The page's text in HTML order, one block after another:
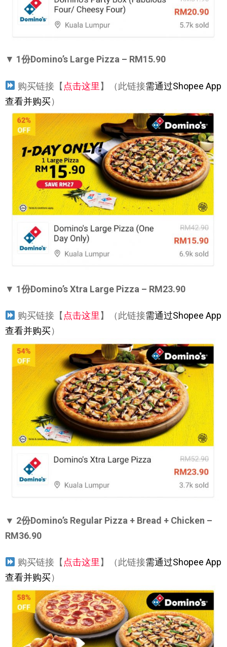
▼ 1份Domino’s Large Pizza – RM15.90
购买链接【点击这里】（此链接需通过Shopee App
查看并购买）
▼ 1份Domino’s Xtra Large Pizza – RM23.90
购买链接【 点击这里 】（此链接需通过Shopee App
查看并购买）
▼ 2份Domino’s Regular Pizza + Bread + Chicken –
RM36.90
购买链接【 点击这里 】（此链接需通过Shopee App
查看并购买）